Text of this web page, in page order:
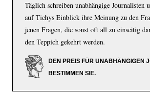
Täglich schreiben unabhängige Journalisten
auf Tichys Einblick ihre Meinung zu den
jenen Fragen, die sonst oft all zu einseitig
den Teppich gekehrt werden.
DEN PREIS FÜR UNABHÄNGIGEN
BESTIMMEN SIE.